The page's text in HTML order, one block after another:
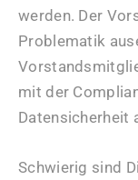
werden. Der
Problematik
mit der
Datensicherheit
Schwierig sind